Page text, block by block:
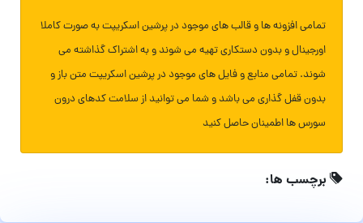
تمامی افزونه ها و قالب های موجود در پرشین اسکریپت به صورت کاملا
اورجینال و بدون دستکاری تهیه می شوند و به اشتراک گذاشته می
شوند. تمامی منابع و فایل های موجود در پرشین اسکریپت متن باز و
بدون قفل گذاری می باشد و شما می توانید از سلامت کدهای درون
سورس ها اطمینان حاصل کنید
برچسب ها: